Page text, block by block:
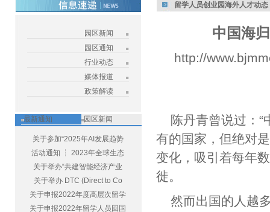
园区新闻
园区通知
行业动态
媒体报道
政策解读
最新通知 园区新闻
关于参加“2025年AI发展趋势
活动通知 ┆ 2023年全球生态
关于举办“共建智能经济产业
关于举办 DTC (Direct to Co
关于申报2022年度高层次留学
关于申报2022年留学人员回国
留学人员创业园海外人才动态
中国海
http://
陈丹青曾说过：
有的国家，但绝对
变化，吸引着每年
徙。
然而出国的人越